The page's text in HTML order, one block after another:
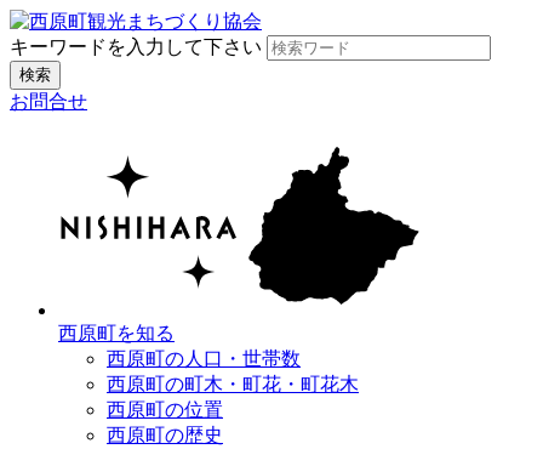
キーワードを入力して下さい
検索
お問合せ
西原町を知る
西原町の人口・世帯数
西原町の町木・町花・町花木
西原町の位置
西原町の歴史